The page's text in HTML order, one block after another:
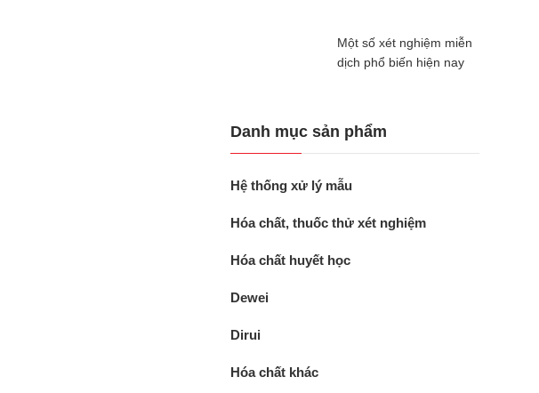
Một số xét nghiệm miễn
dịch phổ biến hiện nay
Danh mục sản phẩm
Hệ thống xử lý mẫu
Hóa chất, thuốc thử xét nghiệm
Hóa chất huyết học
Dewei
Dirui
Hóa chất khác